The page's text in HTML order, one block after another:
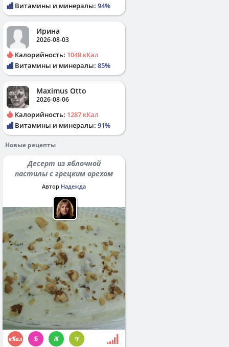
Витамины и минералы: 94%
Ирина
2026-08-03
Калорийность: 1048 кКал
Витамины и минералы: 85%
Maximus Otto
2026-08-06
Калорийность: 1287 кКал
Витамины и минералы: 91%
Новые рецепты
Десерт из яблочной
пастилы с грецким орехом
Автор Надежда